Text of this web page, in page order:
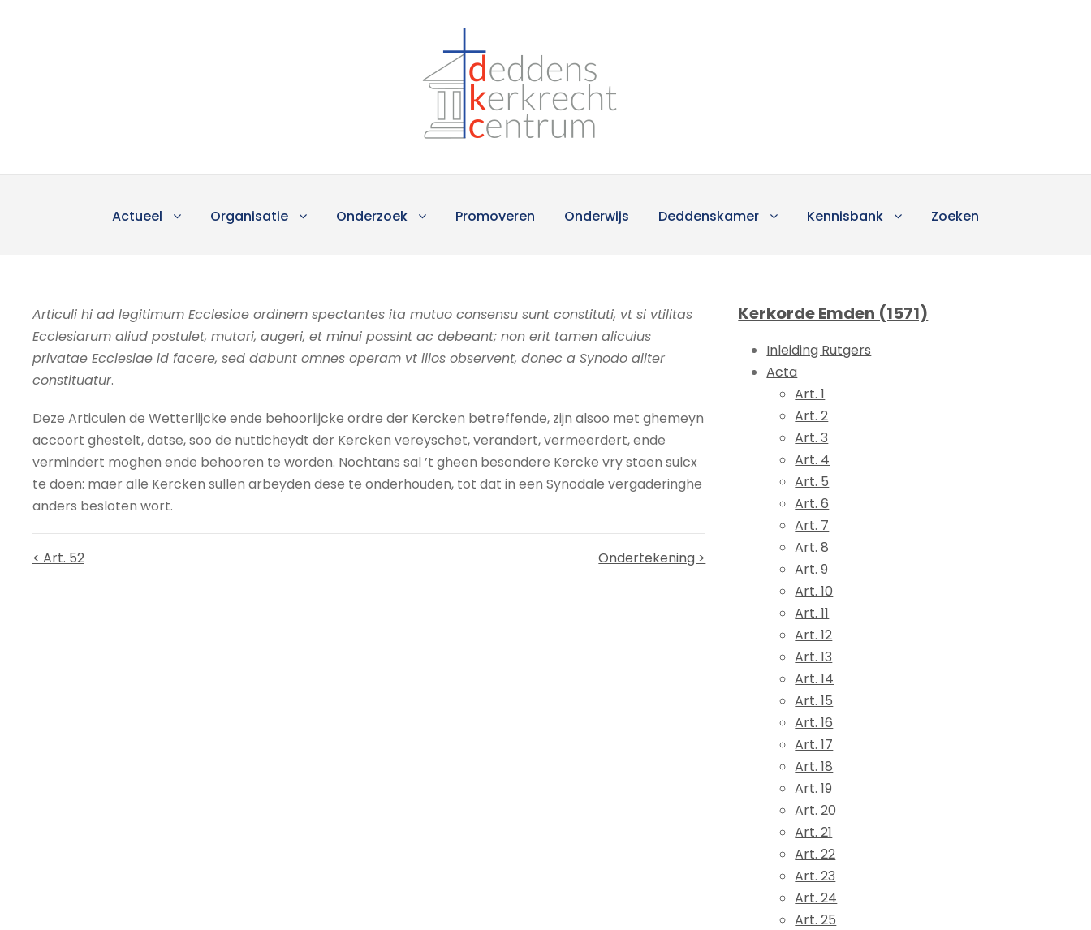
Actueel Organisatie Onderzoek Promoveren Onderwijs Deddenskamer Kennisbank Zoeken
Articuli hi ad legitimum Ecclesiae ordinem spectantes ita mutuo consensu sunt constituti, vt si vtilitas
Ecclesiarum aliud postulet, mutari, augeri, et minui possint ac debeant; non erit tamen alicuius
privatae Ecclesiae id facere, sed dabunt omnes operam vt illos observent, donec a Synodo aliter
constituatur.
Deze Articulen de Wetterlijcke ende behoorlijcke ordre der Kercken betreffende, zijn alsoo met ghemeyn
accoort ghestelt, datse, soo de nutticheydt der Kercken vereyschet, verandert, vermeerdert, ende
vermindert moghen ende behooren te worden. Nochtans sal ’t gheen besondere Kercke vry staen sulcx
te doen: maer alle Kercken sullen arbeyden dese te onderhouden, tot dat in een Synodale vergaderinghe
anders besloten wort.
< Art. 52 Ondertekening >
Kerkorde Emden (1571)
Inleiding Rutgers
Acta
Art. 1
Art. 2
Art. 3
Art. 4
Art. 5
Art. 6
Art. 7
Art. 8
Art. 9
Art. 10
Art. 11
Art. 12
Art. 13
Art. 14
Art. 15
Art. 16
Art. 17
Art. 18
Art. 19
Art. 20
Art. 21
Art. 22
Art. 23
Art. 24
Art. 25